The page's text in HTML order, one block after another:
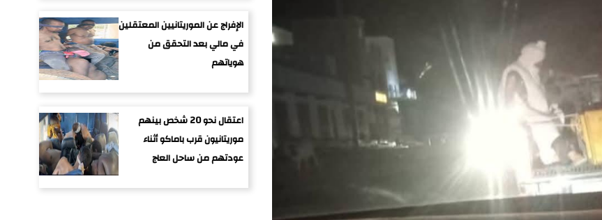
الإفراج عن الموريتانيين المعتقلين
في مالي بعد التحقق من
هوياتهم
اعتقال نحو 20 شخص بينهم
موريتانيون قرب باماكو أثناء
عودتهم من ساحل العاج